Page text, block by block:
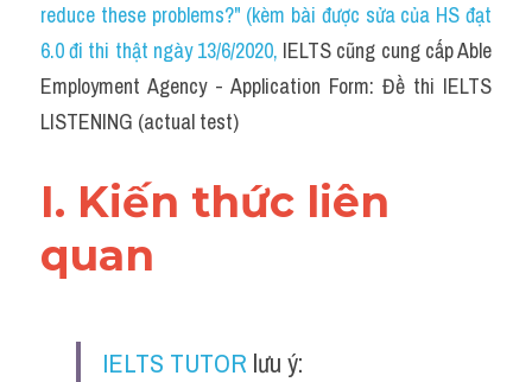
Series luyện nghe Tiếng Anh cùng IELTS T
Health and Medicine
Technology
Advice
Listening
reduce these problems?" (kèm bài được sửa của HS đạt
6.0 đi thi thật ngày 13/6/2020, IELTS cũng cung cấp Able
Employment Agency - Application Form: Đề thi IELTS
LISTENING (actual test)
I. Kiến thức liên
quan
IELTS TUTOR lưu ý: